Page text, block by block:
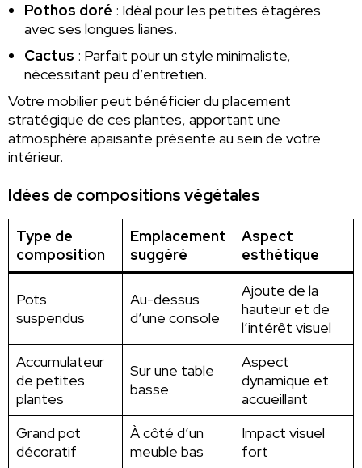
Pothos doré : Idéal pour les petites étagères
avec ses longues lianes.
Cactus : Parfait pour un style minimaliste,
nécessitant peu d’entretien.
Votre mobilier peut bénéficier du placement
stratégique de ces plantes, apportant une
atmosphère apaisante présente au sein de votre
intérieur.
Idées de compositions végétales
Type de
composition
Emplacement
suggéré
Aspect
esthétique
Pots
suspendus
Au-dessus
d’une console
Ajoute de la
hauteur et de
l’intérêt visuel
Accumulateur
de petites
plantes
Sur une table
basse
Aspect
dynamique et
accueillant
Grand pot
décoratif
À côté d’un
meuble bas
Impact visuel
fort